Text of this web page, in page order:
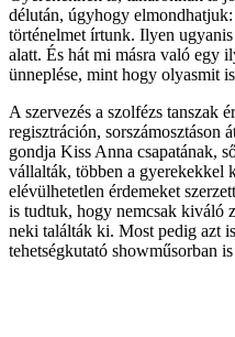
délután, úgyhogy
történelmet írtunk. Ilyen
alatt. És hát mi másra való egy
ünneplése, mint hogy olyasmit
A szervezés a szolfézs tanszak
regisztráción, sorszámosztáson
gondja Kiss Anna csapatának,
vállalták, többen a gyerekekkel
elévülhetetlen érdemeket
is tudtuk, hogy nemcsak kiváló
neki találták ki. Most pedig azt
tehetségkutató showműsorban